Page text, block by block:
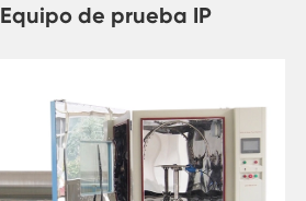
Equipo de prueba IP